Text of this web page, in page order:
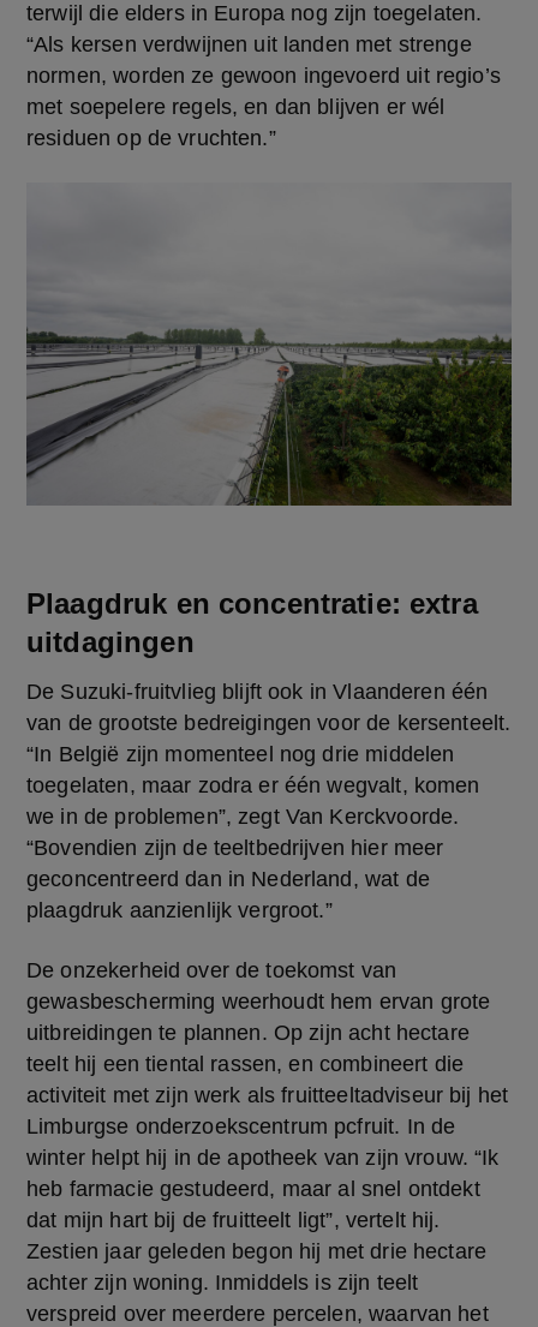
terwijl die elders in Europa nog zijn toegelaten.
“Als kersen verdwijnen uit landen met strenge
normen, worden ze gewoon ingevoerd uit regio’s
met soepelere regels, en dan blijven er wél
residuen op de vruchten.”
Plaagdruk en concentratie: extra
uitdagingen
De Suzuki-fruitvlieg blijft ook in Vlaanderen één
van de grootste bedreigingen voor de kersenteelt.
“In België zijn momenteel nog drie middelen
toegelaten, maar zodra er één wegvalt, komen
we in de problemen”, zegt Van Kerckvoorde.
“Bovendien zijn de teeltbedrijven hier meer
geconcentreerd dan in Nederland, wat de
plaagdruk aanzienlijk vergroot.”
De onzekerheid over de toekomst van
gewasbescherming weerhoudt hem ervan grote
uitbreidingen te plannen. Op zijn acht hectare
teelt hij een tiental rassen, en combineert die
activiteit met zijn werk als fruitteeltadviseur bij het
Limburgse onderzoekscentrum pcfruit. In de
winter helpt hij in de apotheek van zijn vrouw. “Ik
heb farmacie gestudeerd, maar al snel ontdekt
dat mijn hart bij de fruitteelt ligt”, vertelt hij.
Zestien jaar geleden begon hij met drie hectare
achter zijn woning. Inmiddels is zijn teelt
verspreid over meerdere percelen, waarvan het